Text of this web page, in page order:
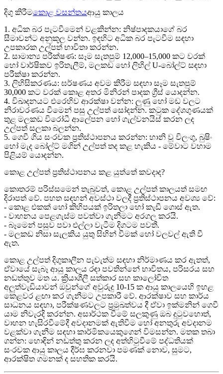
දිගු කිරීමකොළ වසන්තයආයු කාලය
1. අධික බර පැටවීමෙන් වළකින්න: නිෂ්පාදකයාගේ බර
සීමාවන්ට අනුකූල වන්න. ඉඳහිට අධික බර පැටවීම සඳහා
උපකාරක උල්පත් භාවිතා කරන්න.
2. සාමාන්‍ය පරීක්ෂණ: සෑම සැතපුම් 12,000–15,000 කට වරක්
හෝ වාර්ෂිකව ඉරිතැලීම්, මලකඩ හෝ ලිහිල් U-බෝල්ට් සඳහා
පරීක්ෂා කරන්න.
3. ලිහිසිකරණය: ඝර්ෂණය අවම කිරීම සඳහා සෑම සැතපුම්
30,000 කට වරක් කොළ අතර මිනිරන් පාදක ග්‍රීස් යොදන්න.
4. විඛාදනයට එරෙහිව ආරක්ෂා වන්න: ලුණු හෝ මඩ වලට
නිරාවරණය වීමෙන් පසු උල්පත් සෝදන්න. කටුක දේශගුණයක්
තුළ මලකඩ විරෝධී ආලේපන හෝ ගැල්වනයිස් කරන ලද
උල්පත් සලකා බලන්න.
5. ගෙවී ගිය සංරචක ප්‍රතිස්ථාපනය කරන්න: හානි වූ විලංගු, බුෂිං
හෝ මැද බෝල්ට් මගින් උල්පත් තද කළ හැකිය - මේවාට වහාම
පිළියම් යොදන්න.
කොළ උල්පත් ප්‍රතිස්ථාපනය කළ යුත්තේ කවදාද?
කොතරම් පරිස්සමෙන් තැබුවත්, කොළ උල්පත් කාලයත් සමඟ
දිරාපත් වේ. පහත සඳහන් අවස්ථා වලදී ප්‍රතිස්ථාපනය අවශ්‍ය වේ:
- කොළ එකක් හෝ කිහිපයක් ඉරිතලා හෝ කැඩී ගොස් ඇත.
- වාහනය පෙළගැස්ම පවත්වා ගැනීමට අරගල කරයි.
- බෑමෙන් පසුව පවා එල්ලා වැටීම දිගටම පවතී.
- මලකඩ නිසා සැලකිය යුතු සිහින් වීමක් හෝ වලවල් ඇති වී
ඇත.
කොළ උල්පත් දිගුකාලීන පැවැත්ම සඳහා නිර්මාණය කර ඇතත්,
ඒවායේ සැබෑ ආයු කාලය රඳා පවතින්නේ භාවිතය, පරිසරය සහ
නඩත්තුව මත ය. ක්‍රියාශීලී සත්කාර සහ කාලෝචිත
අලුත්වැඩියාවන් ඔවුන්ගේ අවුරුදු 10-15 ක ආයු කාලයෙහි ඉහළ
කෙළවර ළඟා කර ගැනීමට උපකාරී වේ. ආරක්ෂාව සහ කාර්ය
සාධනය සඳහා, පරීක්ෂණවලට ප්‍රමුඛත්වය දී ඒවා ඉක්මනින් ගෙවී
යාම නිවැරදි කරන්න. අසාර්ථක වීමේ සලකුණු ඔබ දුටුවහොත්,
වාහන හැසිරවීමේදී අවදානමක් ඇතිවීම හෝ අනතුරු අවදානම
වළක්වා ගැනීම සඳහා කාර්මිකයෙකුගෙන් විමසන්න. මතක තබා
ගන්න: හොඳින් නඩත්තු කරන ලද අත්හිටුවීමේ පද්ධතියක්
සංරචක ආයු කාලය දීර්ඝ කරනවා පමණක් නොව, සුමට,
ආරක්ෂිත ගමනක් ද සහතික කරයි.